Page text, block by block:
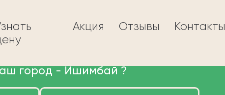
Акция Отзывы Контакты
город - Ишимбай ?